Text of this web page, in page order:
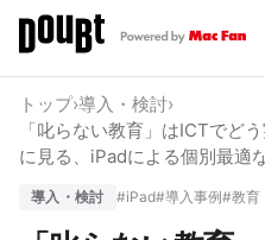
トップ›導入・検討›
「叱らない教育」はICTでど
に見る、iPadによる個別最適
導入・検討 #iPad#導入事例#教育